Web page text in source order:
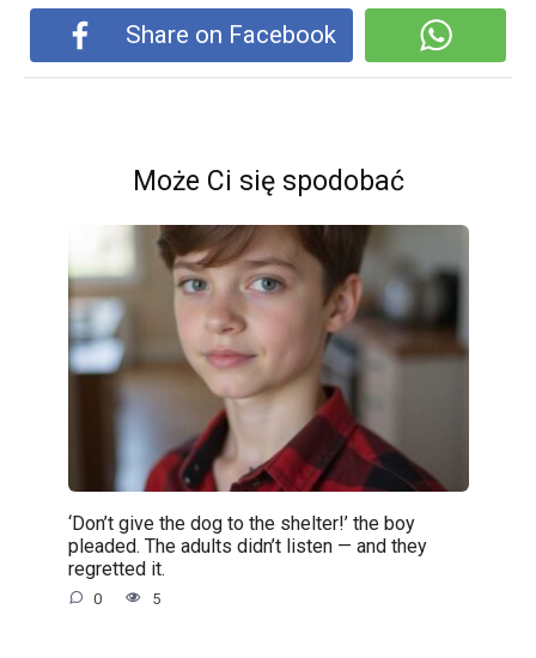
Share on Facebook
Może Ci się spodobać
‘Don’t give the dog to the shelter!’ the boy
pleaded. The adults didn’t listen — and they
regretted it.
0 5